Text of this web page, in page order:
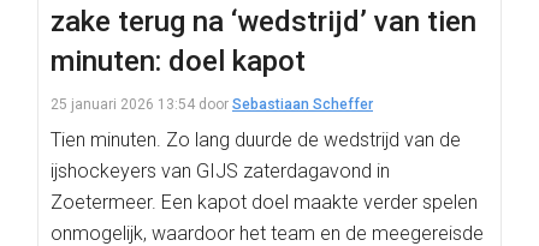
zake terug na ‘wedstrijd’ van tien
minuten: doel kapot
25 januari 2026 13:54 door Sebastiaan Scheffer
Tien minuten. Zo lang duurde de wedstrijd van de
ijshockeyers van GIJS zaterdagavond in
Zoetermeer. Een kapot doel maakte verder spelen
onmogelijk, waardoor het team en de meegereisde